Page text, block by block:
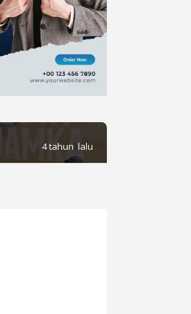
4 tahun lalu
A Fuadi